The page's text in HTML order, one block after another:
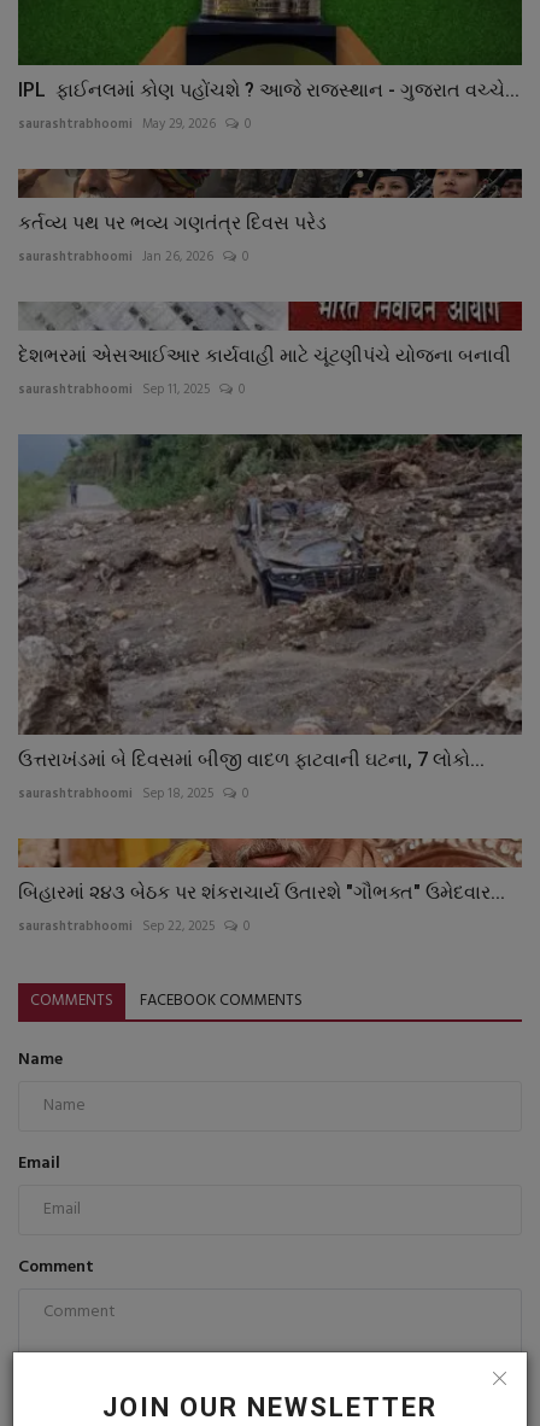
JOIN OUR NEWSLETTER
IPL ફાઈનલમાં કોણ પહોંચશે ? આજે રાજસ્થાન - ગુજરાત વચ્ચે...
saurashtrabhoomi May 29, 2026 0
કર્તવ્ય પથ પર ભવ્ય ગણતંત્ર દિવસ પરેડ
saurashtrabhoomi Jan 26, 2026 0
દેશભરમાં એસઆઈઆર કાર્યવાહી માટે ચૂંટણીપંચે યોજના બનાવી
saurashtrabhoomi Sep 11, 2025 0
ઉત્તરાખંડમાં બે દિવસમાં બીજી વાદળ ફાટવાની ઘટના, 7 લોકો...
saurashtrabhoomi Sep 18, 2025 0
બિહારમાં ૨૪૩ બેઠક પર શંકરાચાર્ય ઉતારશે "ગૌભક્ત" ઉમેદવાર...
saurashtrabhoomi Sep 22, 2025 0
COMMENTS FACEBOOK COMMENTS
Name
Email
Comment